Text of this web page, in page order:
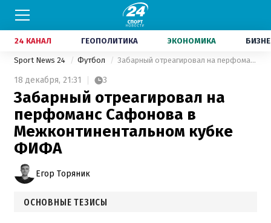
24 КАНАЛ ГЕОПОЛИТИКА ЭКОНОМИКА
Sport News 24 Футбол Забарный отреагировал на перфоманс Сафонова в Межконтинентальном кубке ФИФА
18 декабря, 21:31 3
Забарный отреагировал на
перфоманс Сафонова в
Межконтинентальном кубке
ФИФА
Егор Торяник
ОСНОВНЫЕ ТЕЗИСЫ